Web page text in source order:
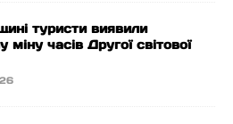
туристи виявили
міну часів Другої світової